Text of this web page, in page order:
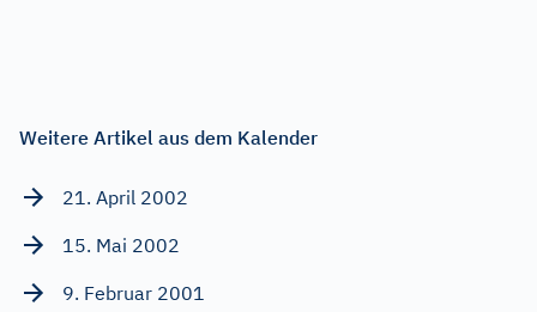
Weitere Artikel aus dem Kalender
21. April 2002
15. Mai 2002
9. Februar 2001